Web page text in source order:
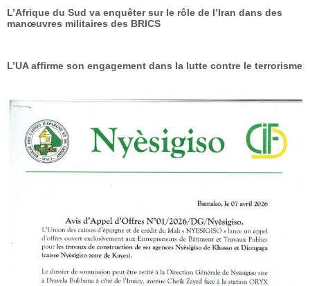
L’Afrique du Sud va enquêter sur le rôle de l’Iran dans des
manœuvres militaires des BRICS
L’UA affirme son engagement dans la lutte contre le terrorisme